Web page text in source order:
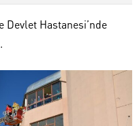
Hastanesi’nde